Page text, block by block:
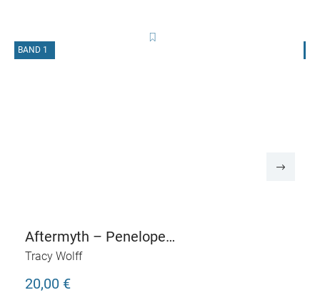
BAND 1
Aftermyth – Penelope
und die Prüfung der
Tracy Wolff
20,00 €